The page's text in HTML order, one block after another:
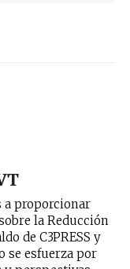
a proporcionar
la Reducción
de C3PRESS y
se esfuerza por